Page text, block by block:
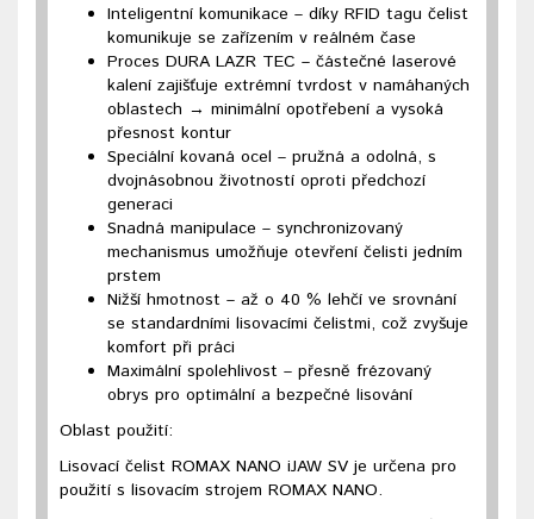
Inteligentní komunikace – díky RFID tagu čelist
komunikuje se zařízením v reálném čase
Proces DURA LAZR TEC – částečné laserové
kalení zajišťuje extrémní tvrdost v namáhaných
oblastech → minimální opotřebení a vysoká
přesnost kontur
Speciální kovaná ocel – pružná a odolná, s
dvojnásobnou životností oproti předchozí
generaci
Snadná manipulace – synchronizovaný
mechanismus umožňuje otevření čelisti jedním
prstem
Nižší hmotnost – až o 40 % lehčí ve srovnání
se standardními lisovacími čelistmi, což zvyšuje
komfort při práci
Maximální spolehlivost – přesně frézovaný
obrys pro optimální a bezpečné lisování
Oblast použití:
Lisovací čelist ROMAX NANO iJAW SV je určena pro
použití s lisovacím strojem ROMAX NANO.